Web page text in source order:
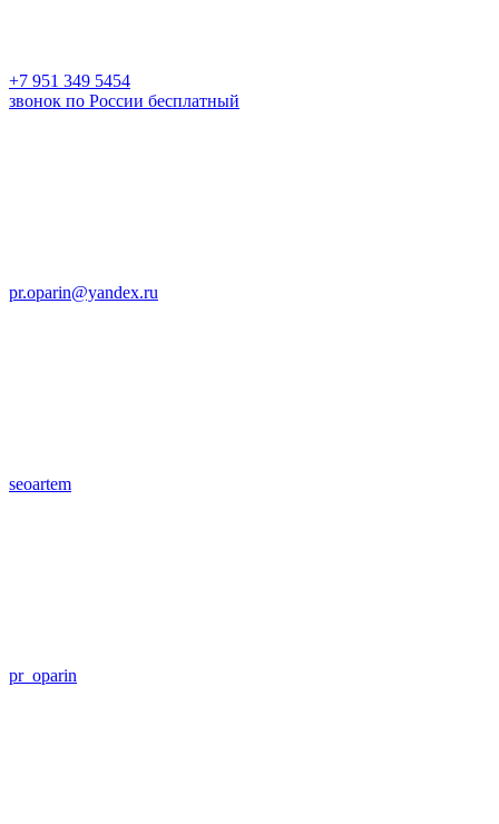
+7 951 349 5454
звонок по России бесплатный
pr.oparin@yandex.ru
seoartem
pr_oparin